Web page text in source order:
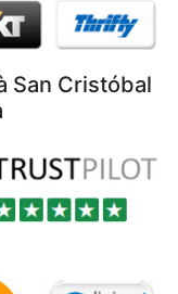
San Cristóbal